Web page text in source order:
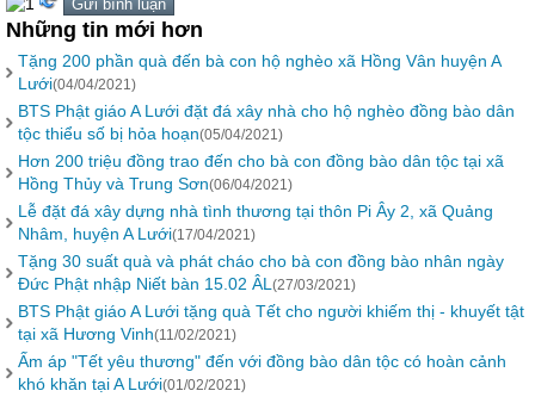
Những tin mới hơn
Tặng 200 phần quà đến bà con hộ nghèo xã Hồng Vân huyện A
Lưới(04/04/2021)
BTS Phật giáo A Lưới đặt đá xây nhà cho hộ nghèo đồng bào dân
tộc thiểu số bị hỏa hoạn(05/04/2021)
Hơn 200 triệu đồng trao đến cho bà con đồng bào dân tộc tại xã
Hồng Thủy và Trung Sơn(06/04/2021)
Lễ đặt đá xây dựng nhà tình thương tại thôn Pi Ây 2, xã Quảng
Nhâm, huyện A Lưới(17/04/2021)
Tặng 30 suất quà và phát cháo cho bà con đồng bào nhân ngày
Đức Phật nhập Niết bàn 15.02 ÂL (27/03/2021)
BTS Phật giáo A Lưới tặng quà Tết cho người khiếm thị - khuyết tật
tại xã Hương Vinh(11/02/2021)
Ấm áp "Tết yêu thương" đến với đồng bào dân tộc có hoàn cảnh
khó khăn tại A Lưới(01/02/2021)